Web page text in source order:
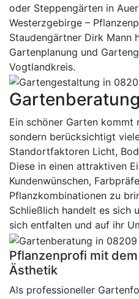
oder Steppengärten in
Westerzgebirge –
Staudengärtner Dirk Mann
Gartenplanung und
Vogtlandkreis.
Ein schöner Garten kommt
sondern berücksichtigt
Standortfaktoren Licht,
Diese in einen attraktiven
Kundenwünschen,
Pflanzkombinationen zu
Schließlich handelt es sich
sich entfalten und auf ihr
Pflanzenprofi mit
Ästhetik
Als professioneller